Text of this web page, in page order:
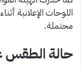
اللوحات الإعلانية
محتملة.
حالة الطقس